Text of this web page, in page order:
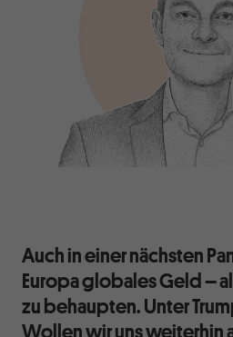
Auch in einer nächsten
Europa globales Geld –
zu behaupten. Unter
Wollen wir uns weiterhin